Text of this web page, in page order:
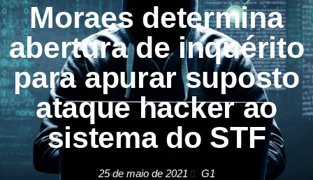
Moraes determina
abertura de inquérito
para apurar suposto
ataque hacker ao
sistema do STF
25 de maio de 2021 G1